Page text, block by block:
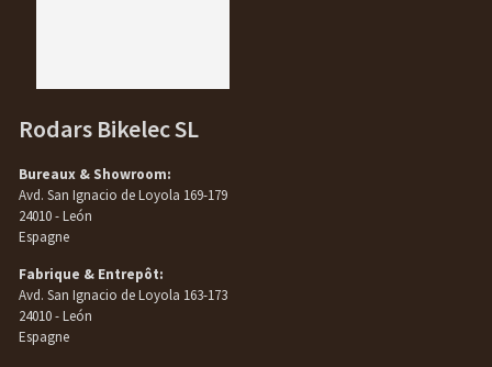
Rodars Bikelec SL
Bureaux & Showroom:
Avd. San Ignacio de Loyola 169-179
24010 - León
Espagne
Fabrique & Entrepôt:
Avd. San Ignacio de Loyola 163-173
24010 - León
Espagne